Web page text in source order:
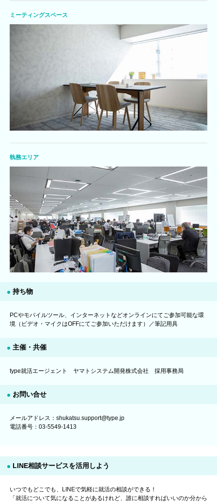
ミーティングスペース
執務エリア
持ち物
PCやモバイルツール、インターネットなどオンラインにてご参加可能な環
境（ビデオ・マイクはOFFにてご参加いただけます）／筆記用具
主催・共催
type就活エージェント ヤマトシステム開発株式会社 採用事務局
お問い合せ
メールアドレス：shukatsu.support@type.jp
電話番号：03-5549-1413
LINE相談サービスを活用しよう
いつでもどこでも、LINEで気軽に就活の相談ができる！
「就活について気になることがあるけれど、誰に相談すればいいのか分から